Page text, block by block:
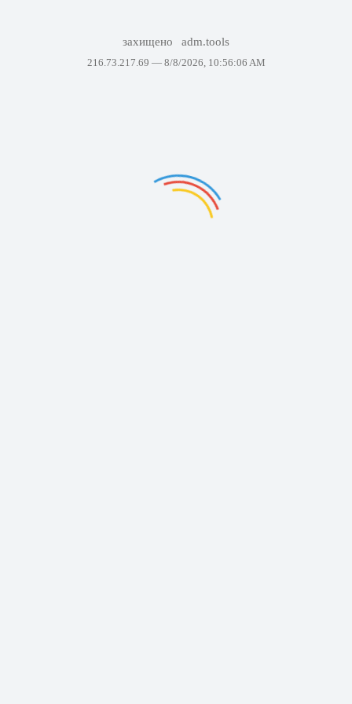
захищено adm.tools
216.73.217.69 — 8/8/2026, 10:56:06 AM